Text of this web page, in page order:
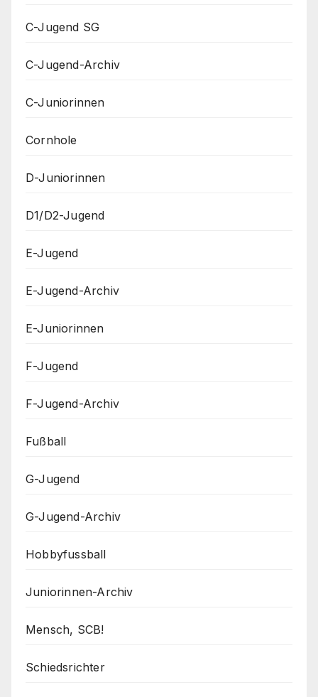
C-Jugend SG
C-Jugend-Archiv
C-Juniorinnen
Cornhole
D-Juniorinnen
D1/D2-Jugend
E-Jugend
E-Jugend-Archiv
E-Juniorinnen
F-Jugend
F-Jugend-Archiv
Fußball
G-Jugend
G-Jugend-Archiv
Hobbyfussball
Juniorinnen-Archiv
Mensch, SCB!
Schiedsrichter